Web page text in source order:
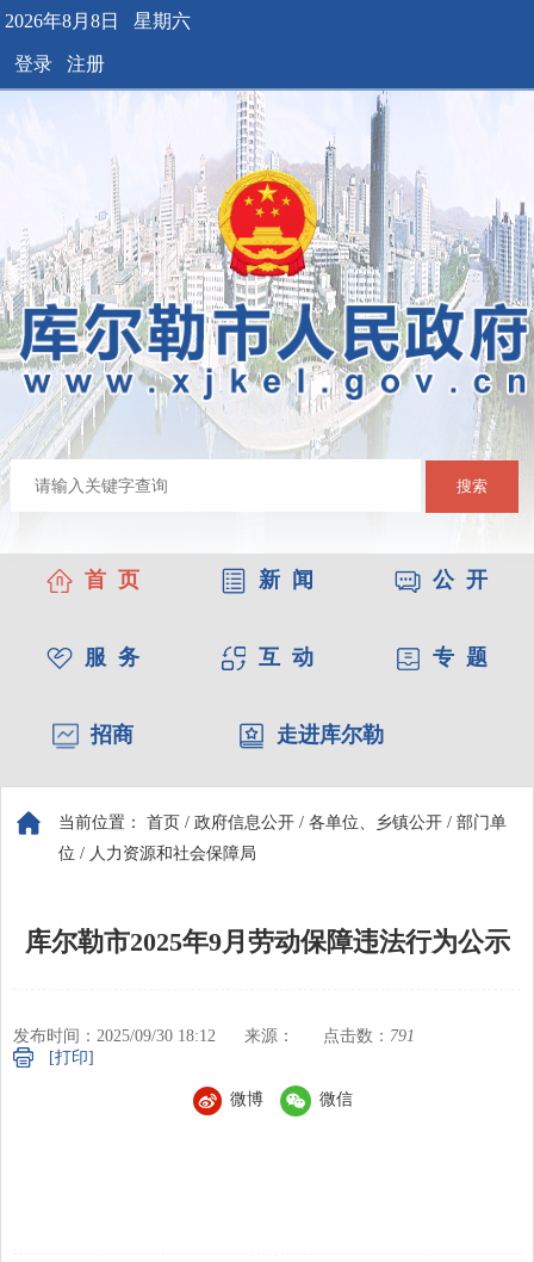
2026年8月8日 星期六
登录 注册
搜索
首 页 新 闻 公 开
服 务 互 动 专 题
招商 走进库尔勒
当前位置： 首页 / 政府信息公开 / 各单位、乡镇公开 / 部门单
位 / 人力资源和社会保障局
库尔勒市2025年9月劳动保障违法行为公示
发布时间：2025/09/30 18:12 来源： 点击数： 791
[打印]
微博 微信